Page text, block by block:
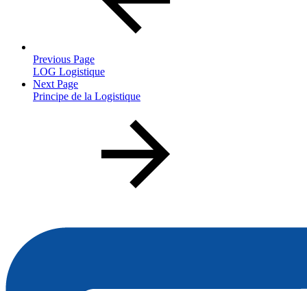
Previous Page
LOG Logistique
Next Page
Principe de la Logistique